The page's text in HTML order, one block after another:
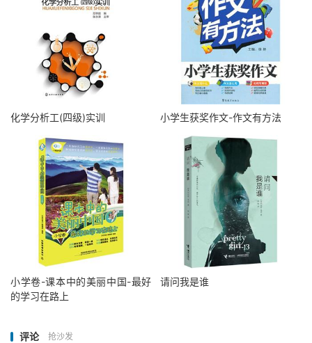
化学分析工(四级)实训 小学生获奖作文-作文有方法
小学卷-课本中的美丽中国-最好
的学习在路上
请问我是谁
评论 抢沙发